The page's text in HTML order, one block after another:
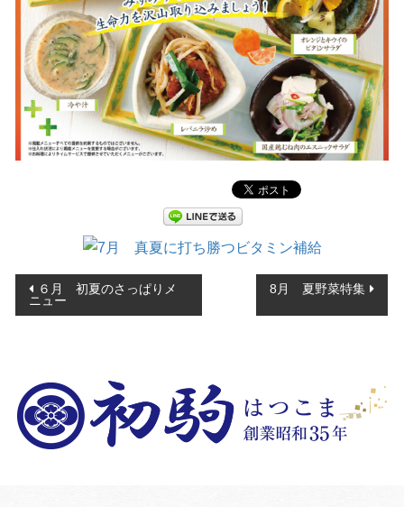
投
稿
ゲ
ー
シ
６月 初夏のさっぱりメ
ニュー
8月 夏野菜特集